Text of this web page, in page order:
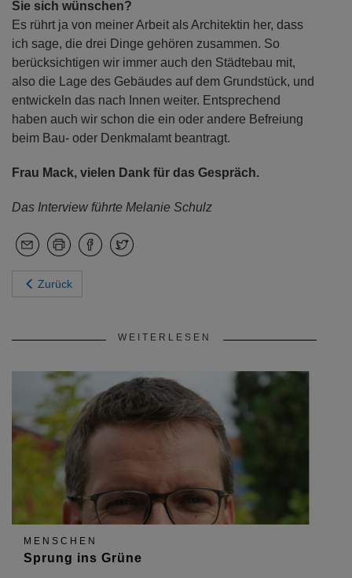
Sie sich wünschen?
Es rührt ja von meiner Arbeit als Architektin her, dass
ich sage, die drei Dinge gehören zusammen. So
berücksichtigen wir immer auch den Städtebau mit,
also die Lage des Gebäudes auf dem Grundstück, und
entwickeln das nach Innen weiter. Entsprechend
haben auch wir schon die ein oder andere Befreiung
beim Bau- oder Denkmalamt beantragt.
Frau Mack, vielen Dank für das Gespräch.
Das Interview führte Melanie Schulz
Zurück
WEITERLESEN
MENSCHEN
Sprung ins Grüne